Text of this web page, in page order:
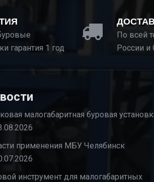
гарантия 1 год
По всей
России и
малогабаритная буровая
применения МБУ Челябинск
инструмент для малогабаритных